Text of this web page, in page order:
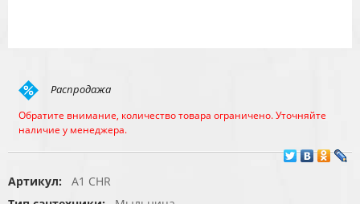
Распродажа
Обратите внимание, количество товара ограничено. Уточняйте
наличие у менеджера.
Артикул:
A1 CHR